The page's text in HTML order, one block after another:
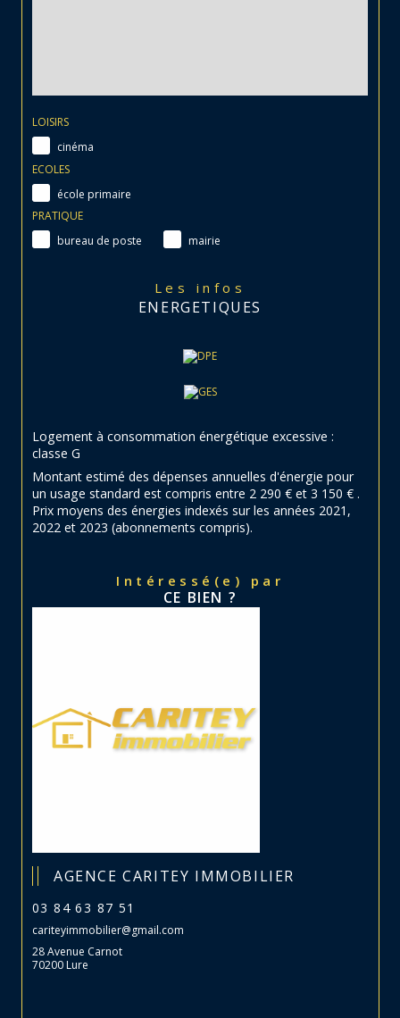
LOISIRS
cinéma
ECOLES
école primaire
PRATIQUE
bureau de poste
mairie
Les infos
ENERGETIQUES
Logement à consommation énergétique excessive :
classe G
Montant estimé des dépenses annuelles d'énergie pour
un usage standard est compris entre 2 290 € et 3 150 € .
Prix moyens des énergies indexés sur les années 2021,
2022 et 2023 (abonnements compris).
Intéressé(e) par
CE BIEN ?
AGENCE CARITEY IMMOBILIER
03 84 63 87 51
cariteyimmobilier@gmail.com
28 Avenue Carnot
70200 Lure